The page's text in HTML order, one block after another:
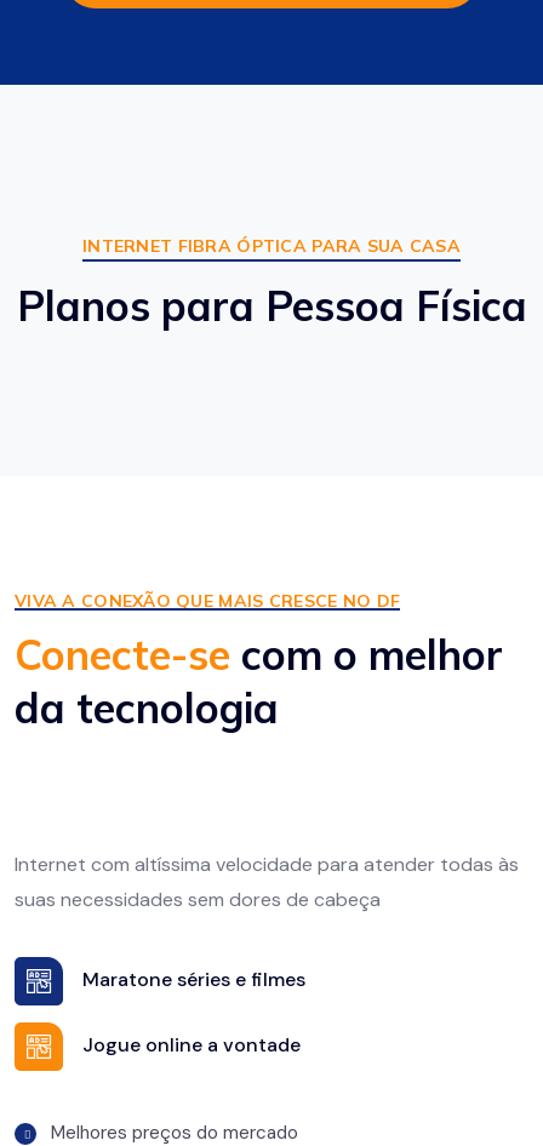
INTERNET FIBRA ÓPTICA PARA SUA CASA
Planos para Pessoa Física
VIVA A CONEXÃO QUE MAIS CRESCE NO DF
Conecte-se com o melhor
da tecnologia
Internet com altíssima velocidade para atender todas às
suas necessidades sem dores de cabeça
Maratone séries e filmes
Jogue online a vontade
Melhores preços do mercado